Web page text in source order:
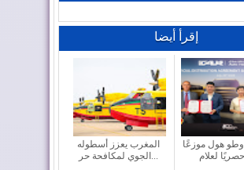
إقرأ أيضا
المغرب يعزز أسطوله
الجوي لمكافحة حر...
هول موزعًا